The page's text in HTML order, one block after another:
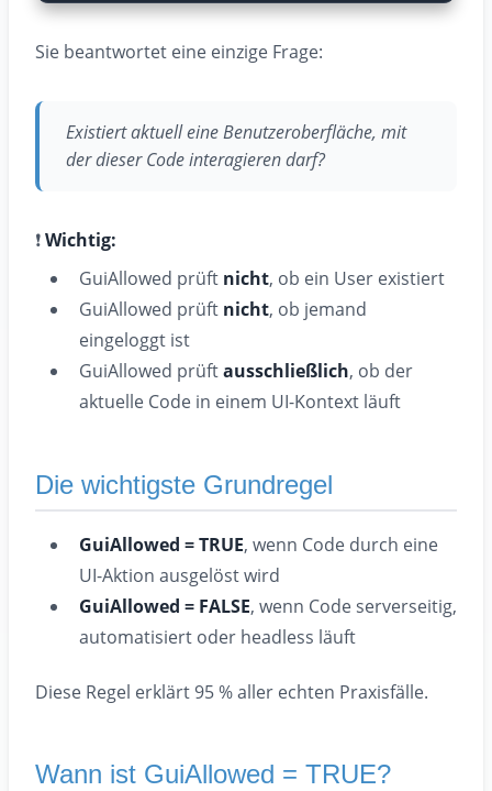
Sie beantwortet eine einzige Frage:
Existiert aktuell eine Benutzeroberfläche, mit
der dieser Code interagieren darf?
❗Wichtig:
GuiAllowed prüft nicht, ob ein User existiert
GuiAllowed prüft nicht, ob jemand
eingeloggt ist
GuiAllowed prüftausschließlich, ob der
aktuelle Code in einem UI-Kontext läuft
Die wichtigste Grundregel
GuiAllowed = TRUE, wenn Code durch eine
UI-Aktion ausgelöst wird
GuiAllowed = FALSE, wenn Code serverseitig,
automatisiert oder headless läuft
Diese Regel erklärt 95 % aller echten Praxisfälle.
Wann ist GuiAllowed = TRUE?